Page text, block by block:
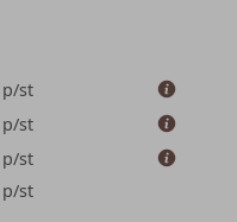
p/st
p/st
p/st
p/st